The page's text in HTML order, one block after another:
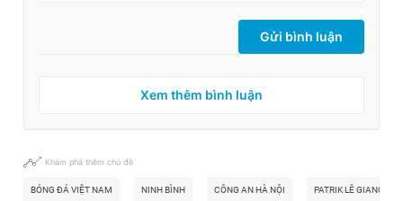
Gửi bình luận
Xem thêm bình luận
Khám phá thêm chủ đề
BÓNG ĐÁ VIỆT NAM NINH BÌNH CÔNG AN HÀ NỘI PATRIK LÊ GIANG